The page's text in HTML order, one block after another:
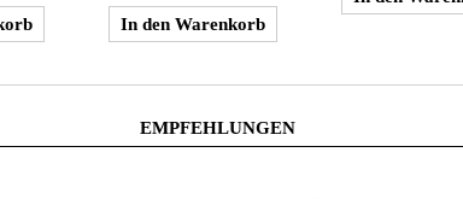
EMPFEHLUNGEN